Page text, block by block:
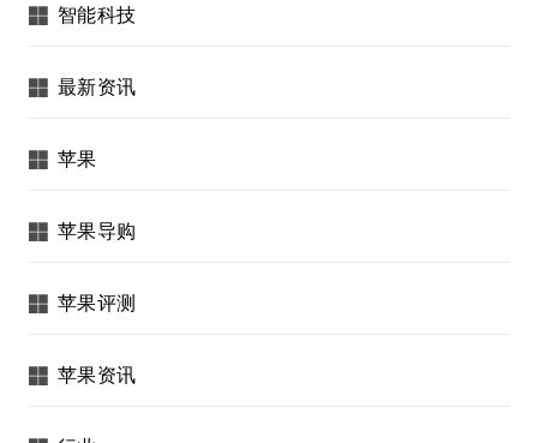
智能科技
最新资讯
苹果
苹果导购
苹果评测
苹果资讯